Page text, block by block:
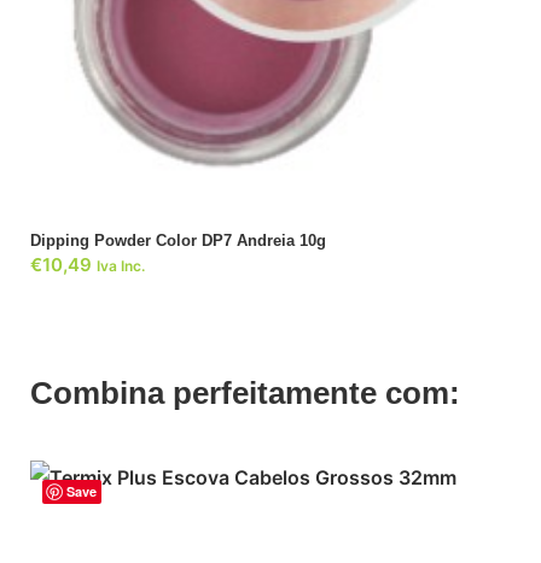
ADICIONAR
Dipping Powder Color DP7 Andreia 10g
€10,49 Iva Inc.
Combina perfeitamente com:
Save